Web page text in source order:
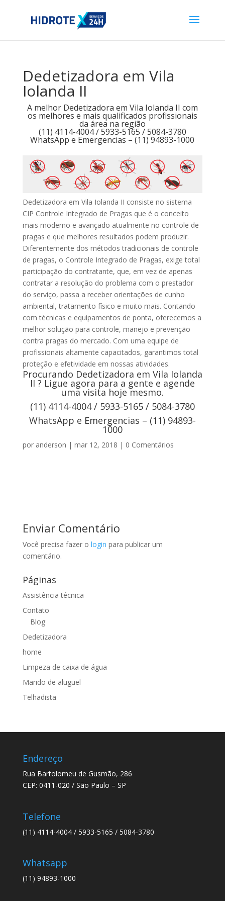
Dedetizadora em Vila
Iolanda II
A melhor Dedetizadora em Vila Iolanda II com
os melhores e mais qualificados profissionais
da área na região
(11) 4114-4004 / 5933-5165 / 5084-3780
WhatsApp e Emergencias – (11) 94893-1000
Dedetizadora em Vila Iolanda II consiste no sistema
CIP Controle Integrado de Pragas que é o conceito
mais moderno e avançado atualmente no controle de
pragas e que melhores resultados podem produzir.
Diferentemente dos métodos tradicionais de controle
de pragas, o Controle Integrado de Pragas, exige total
participação do contratante, que, em vez de apenas
contratar a resolução do problema com o prestador
do serviço, passa a receber orientações de cunho
ambiental, tratamento físico e muito mais. Contando
com técnicas e equipamentos de ponta, oferecemos a
melhor solução para controle, manejo e prevenção
contra pragas do mercado. Com uma equipe de
profissionais altamente capacitados, garantimos total
proteção e efetividade em nossas atividades.
Procurando Dedetizadora em Vila Iolanda
II ? Ligue agora para a gente e agende
uma visita hoje mesmo.
(11) 4114-4004 / 5933-5165 / 5084-3780
WhatsApp e Emergencias – (11) 94893-
1000
por anderson | mar 12, 2018 | 0 Comentários
Enviar Comentário
Você precisa fazer o login para publicar um
comentário.
Páginas
Assistência técnica
Contato
Blog
Dedetizadora
home
Limpeza de caixa de água
Marido de aluguel
Telhadista
Endereço
Rua Bartolomeu de Gusmão, 286
CEP: 0411-020 / São Paulo – SP
Telefone
(11) 4114-4004 / 5933-5165 / 5084-3780
Whatsapp
(11) 94893-1000